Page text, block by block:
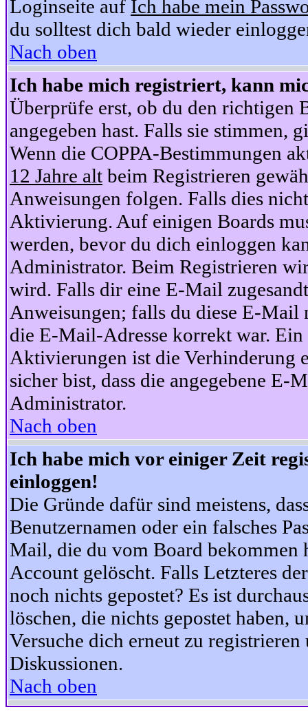
Loginseite auf Ich habe mein
du solltest dich bald wieder
Nach oben
Ich habe mich registriert, kann
Überprüfe erst, ob du den richtigen
angegeben hast. Falls sie stimmen,
Wenn die COPPA-Bestimmungen
12 Jahre alt beim Registrieren
Anweisungen folgen. Falls dies
Aktivierung. Auf einigen Boards
werden, bevor du dich einloggen
Administrator. Beim Registrieren
wird. Falls dir eine E-Mail
Anweisungen; falls du diese E-Mail
die E-Mail-Adresse korrekt war.
Aktivierungen ist die Verhinderung
sicher bist, dass die angegebene
Administrator.
Nach oben
Ich habe mich vor einiger Zeit
einloggen!
Die Gründe dafür sind meistens,
Benutzernamen oder ein falsches
Mail, die du vom Board bekommen
Account gelöscht. Falls Letzteres
noch nichts gepostet? Es ist
löschen, die nichts gepostet haben,
Versuche dich erneut zu
Diskussionen.
Nach oben